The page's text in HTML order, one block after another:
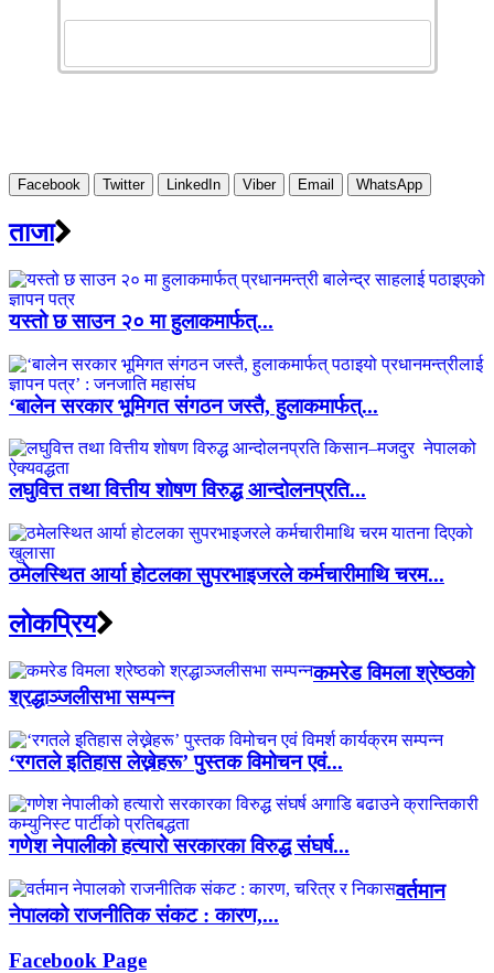
Facebook Twitter LinkedIn Viber Email WhatsApp
ताजा
यस्तो छ साउन २० मा हुलाकमार्फत्...
‘बालेन सरकार भूमिगत संगठन जस्तै, हुलाकमार्फत्...
लघुवित्त तथा वित्तीय शोषण विरुद्ध आन्दोलनप्रति...
ठमेलस्थित आर्या होटलका सुपरभाइजरले कर्मचारीमाथि चरम...
लाेकप्रिय
कमरेड विमला श्रेष्ठको
श्रद्धाञ्जलीसभा सम्पन्न
‘रगतले इतिहास लेख्नेहरू’ पुस्तक विमोचन एवं...
गणेश नेपालीको हत्यारो सरकारका विरुद्ध संघर्ष...
वर्तमान
नेपालको राजनीतिक संकट : कारण,...
Facebook Page